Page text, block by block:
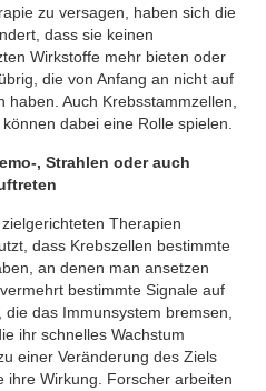
zu versagen, haben sich die
dass sie keinen
Wirkstoffe mehr bieten oder
die von Anfang an nicht auf
Auch Krebsstammzellen,
dabei eine Rolle spielen.
, Strahlen oder auch
Therapien
dass Krebszellen bestimmte
an denen man ansetzen
bestimmte Signale auf
das Immunsystem bremsen,
ihr schnelles Wachstum
einer Veränderung des Ziels
ihre Wirkung. Forscher arbeiten